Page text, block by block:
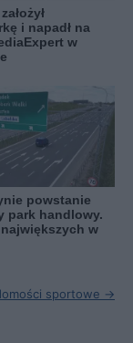
i napadł na
w
powstanie
park handlowy.
w
sportowe →